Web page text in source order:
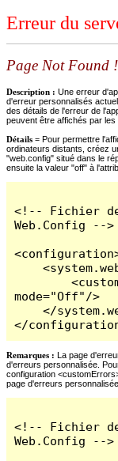
Erreur du
Page Not Found
Description : Une erreur
d'erreur personnalisés
des détails de l'erreur de
peuvent être affichés par
Détails = Pour permettre
ordinateurs distants, créez
"web.config" situé dans le
ensuite la valeur "off" à
<!-- Fichier
Web.Config -->
    <system.web>
        <customErrors
mode="Off"/>
    </system.web>
</
Remarques : La page
d'erreurs personnalisée.
configuration
page d'erreurs
<!-- Fichier
Web.Config -->